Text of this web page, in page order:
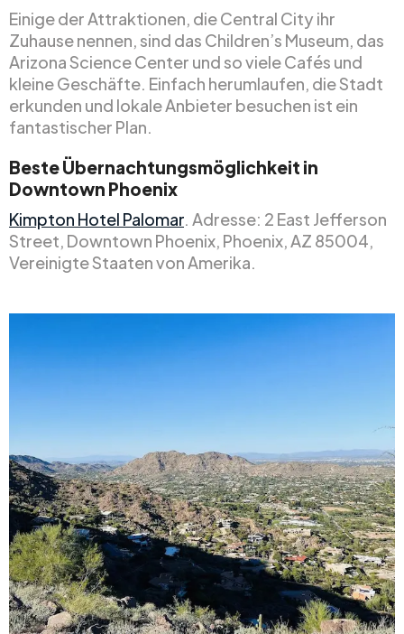
Einige der Attraktionen, die Central City ihr
Zuhause nennen, sind das Children’s Museum, das
Arizona Science Center und so viele Cafés und
kleine Geschäfte. Einfach herumlaufen, die Stadt
erkunden und lokale Anbieter besuchen ist ein
fantastischer Plan.
Beste Übernachtungsmöglichkeit in
Downtown Phoenix
Kimpton Hotel Palomar. Adresse: 2 East Jefferson
Street, Downtown Phoenix, Phoenix, AZ 85004,
Vereinigte Staaten von Amerika.